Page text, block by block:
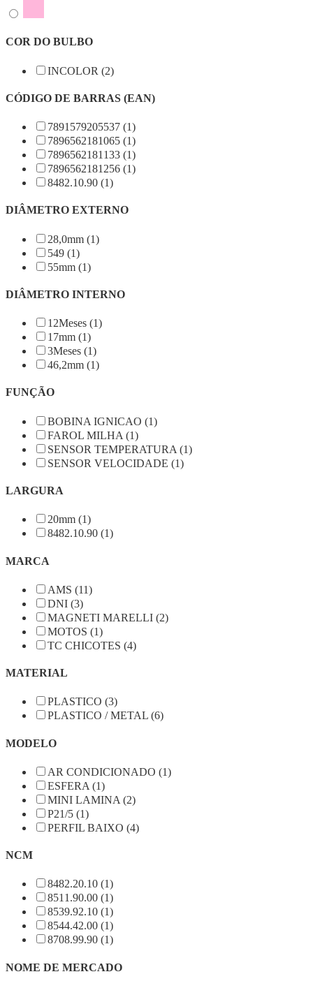
COR DO BULBO
INCOLOR (2)
CÓDIGO DE BARRAS (EAN)
7891579205537 (1)
7896562181065 (1)
7896562181133 (1)
7896562181256 (1)
8482.10.90 (1)
DIÂMETRO EXTERNO
28,0mm (1)
549 (1)
55mm (1)
DIÂMETRO INTERNO
12Meses (1)
17mm (1)
3Meses (1)
46,2mm (1)
FUNÇÃO
BOBINA IGNICAO (1)
FAROL MILHA (1)
SENSOR TEMPERATURA (1)
SENSOR VELOCIDADE (1)
LARGURA
20mm (1)
8482.10.90 (1)
MARCA
AMS (11)
DNI (3)
MAGNETI MARELLI (2)
MOTOS (1)
TC CHICOTES (4)
MATERIAL
PLASTICO (3)
PLASTICO / METAL (6)
MODELO
AR CONDICIONADO (1)
ESFERA (1)
MINI LAMINA (2)
P21/5 (1)
PERFIL BAIXO (4)
NCM
8482.20.10 (1)
8511.90.00 (1)
8539.92.10 (1)
8544.42.00 (1)
8708.99.90 (1)
NOME DE MERCADO